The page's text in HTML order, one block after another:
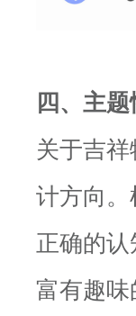
四、主
关于吉
计方向
正确的
富有趣